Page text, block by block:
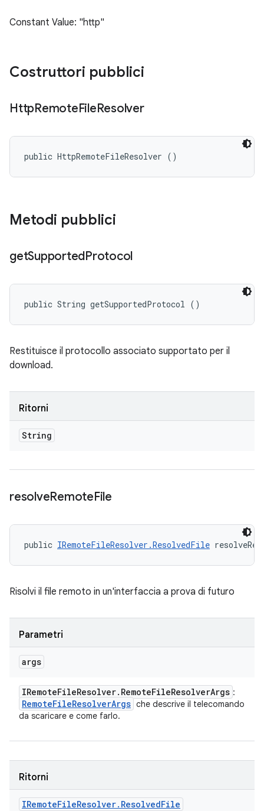
Constant Value: "http"
Costruttori pubblici
HttpRemoteFileResolver
public HttpRemoteFileResolver ()
Metodi pubblici
getSupportedProtocol
public String getSupportedProtocol ()
Restituisce il protocollo associato supportato per il
download.
Ritorni
String
resolveRemoteFile
public IRemoteFileResolver.ResolvedFile
Risolvi il file remoto in un'interfaccia a prova di futuro
Parametri
args
IRemoteFileResolver. RemoteFileResolverArgs :
RemoteFileResolverArgs che descrive il telecomando
da scaricare e come farlo.
Ritorni
IRemoteFileResolver. ResolvedFile